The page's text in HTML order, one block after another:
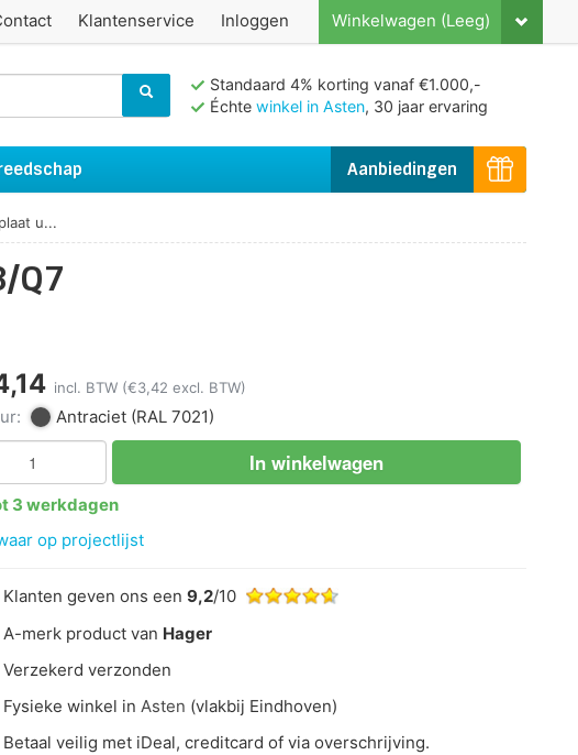
Winkelwagen (Leeg)
Inloggen
Klantenservice
Standaard 4% korting vanaf €1.000,-
Échte winkel in Asten, 30 jaar ervaring
Aanbiedingen
u...
Q7
incl. BTW (€3,42 excl. BTW)
Antraciet(RAL 7021)
In winkelwagen
3 werkdagen
op projectlijst
Klanten geven ons een 9,2/10
A-merk product van Hager
Verzekerd verzonden
Fysieke winkel in Asten (vlakbij Eindhoven)
Betaal veilig met iDeal, creditcard of via overschrijving.